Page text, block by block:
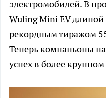
электромобилей. В
Wuling Mini EV
рекордным тиражом
Теперь компаньоны
успех в более